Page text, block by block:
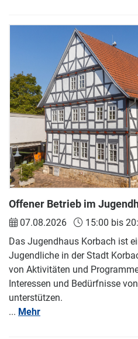
Offener Betrieb im
07.08.2026
15:00 bis
Das Jugendhaus Korbach ist
Jugendliche in der Stadt
von Aktivitäten und
Interessen und Bedürfnisse
unterstützen.
... Mehr